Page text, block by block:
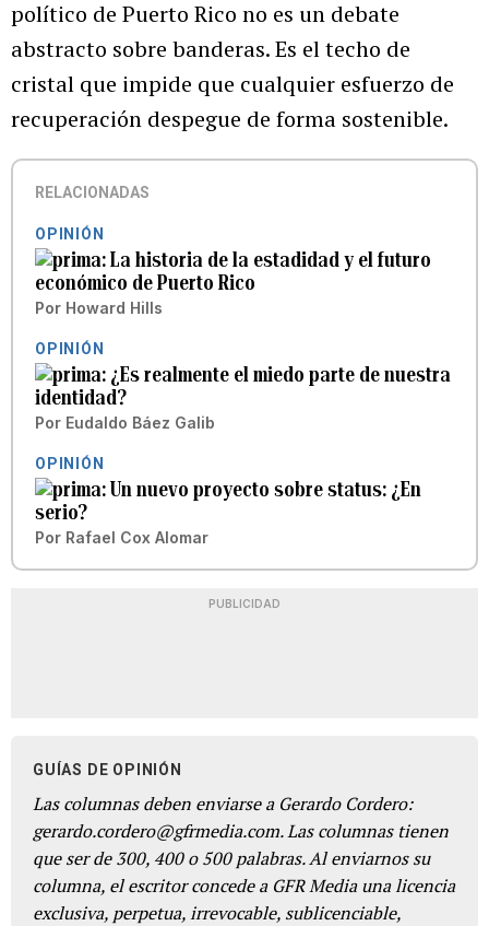
político de Puerto Rico no es un debate
abstracto sobre banderas. Es el techo de
cristal que impide que cualquier esfuerzo de
recuperación despegue de forma sostenible.
RELACIONADAS
OPINIÓN
La historia de la estadidad y el futuro
económico de Puerto Rico
Por Howard Hills
OPINIÓN
¿Es realmente el miedo parte de nuestra
identidad?
Por Eudaldo Báez Galib
OPINIÓN
Un nuevo proyecto sobre status: ¿En
serio?
Por Rafael Cox Alomar
PUBLICIDAD
GUÍAS DE OPINIÓN
Las columnas deben enviarse a Gerardo Cordero:
gerardo.cordero@gfrmedia.com. Las columnas tienen
que ser de 300, 400 o 500 palabras. Al enviarnos su
columna, el escritor concede a GFR Media una licencia
exclusiva, perpetua, irrevocable, sublicenciable,